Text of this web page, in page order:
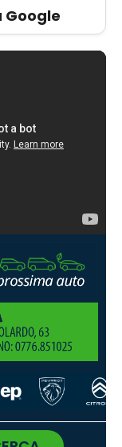
Google